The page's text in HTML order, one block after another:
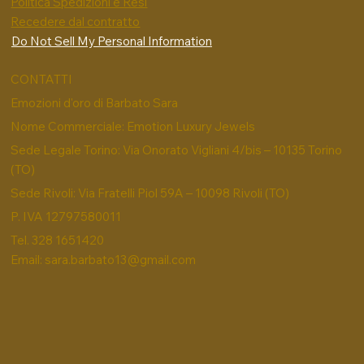
Recedere dal contratto
Do Not Sell My Personal Information
CONTATTI
Emozioni d'oro di Barbato Sara
Nome Commerciale: Emotion Luxury Jewels
Sede Legale Torino: Via Onorato Vigliani 4/bis – 10135 Torino
(TO)
Sede Rivoli: Via Fratelli Piol 59A – 10098 Rivoli (TO)
P. IVA 12797580011
Tel. 328 1651420
Email: sara.barbato13@gmail.com